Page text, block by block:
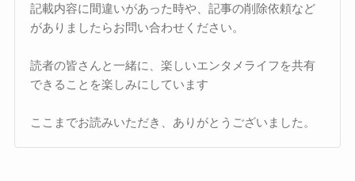
記載内容に間違いがあった時や、記事の削除依頼など
がありましたらお問い合わせください。
読者の皆さんと一緒に、楽しいエンタメライフを共有
できることを楽しみにしています
ここまでお読みいただき、ありがとうございました。